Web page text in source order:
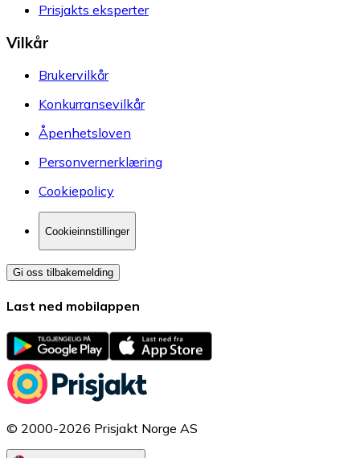
Prisjakts eksperter
Vilkår
Brukervilkår
Konkurransevilkår
Åpenhetsloven
Personvernerklæring
Cookiepolicy
Cookieinnstillinger
Gi oss tilbakemelding
Last ned mobilappen
© 2000-2026 Prisjakt Norge AS